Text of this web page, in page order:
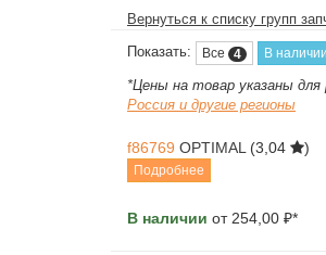
Вернуться к списку групп
Показать: Все 4 В наличии
*Цены на товар указаны для
Россия и другие регионы
f86769 OPTIMAL (3,04 )
Подробнее
В наличии от 254,00 ₽*